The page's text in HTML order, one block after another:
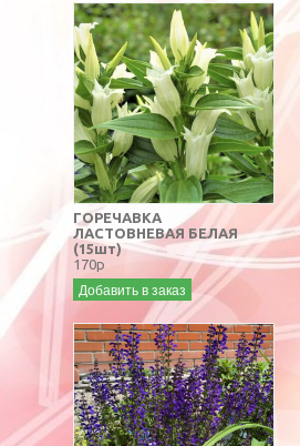
ГОРЕЧАВКА
ЛАСТОВНЕВАЯ БЕЛАЯ
(15шт)
170р
Добавить в заказ